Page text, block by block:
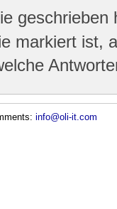
geschrieben
markiert ist,
info@oli-it.com